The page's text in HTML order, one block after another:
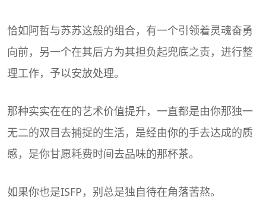
恰如阿哲与苏苏这般的组合，有一个引领着灵魂奋勇
向前，另一个在其后方为其担负起兜底之责，进行整
理工作，予以安放处理。
那种实实在在的艺术价值提升，一直都是由你那独一
无二的双目去捕捉的生活，是经由你的手去达成的质
感，是你甘愿耗费时间去品味的那杯茶。
如果你也是ISFP，别总是独自待在角落苦熬。